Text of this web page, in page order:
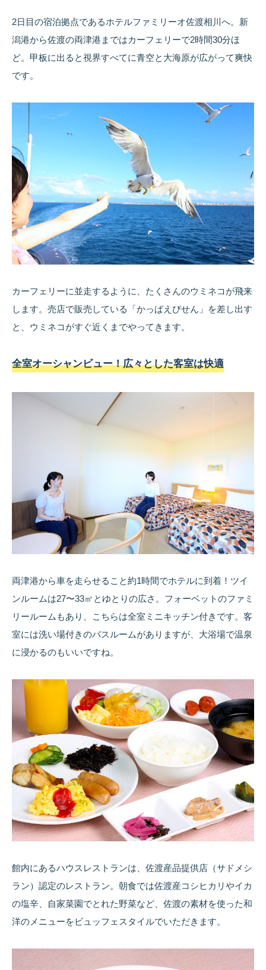
2日目の宿泊拠点であるホテルファミリーオ佐渡相川へ。新
潟港から佐渡の両津港まではカーフェリーで2時間30分ほ
ど。甲板に出ると視界すべてに青空と大海原が広がって爽快
です。
カーフェリーに並走するように、たくさんのウミネコが飛来
します。売店で販売している「かっぱえびせん」を差し出す
と、ウミネコがすぐ近くまでやってきます。
全室オーシャンビュー！広々とした客室は快適
両津港から車を走らせること約1時間でホテルに到着！ツイ
ンルームは27〜33㎡とゆとりの広さ。フォーベットのファミ
リールームもあり、こちらは全室ミニキッチン付きです。客
室には洗い場付きのバスルームがありますが、大浴場で温泉
に浸かるのもいいですね。
館内にあるハウスレストランは、佐渡産品提供店（サドメシ
ラン）認定のレストラン。朝食では佐渡産コシヒカリやイカ
の塩辛、自家菜園でとれた野菜など、佐渡の素材を使った和
洋のメニューをビュッフェスタイルでいただきます。